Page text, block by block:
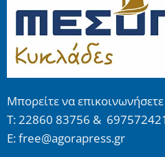
Μπορείτε να
Τ: 22860 83756 &
E: free@agorapress.gr